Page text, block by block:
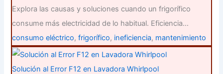
Explora las causas y soluciones cuando un frigorífico
consume más electricidad de lo habitual. Eficiencia…
consumo eléctrico,frigorífico, ineficiencia, mantenimiento
Solución al Error F12 en Lavadora Whirlpool